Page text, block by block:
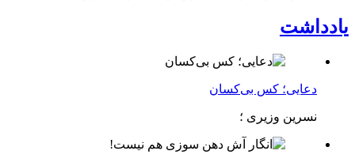
یادداشت
دعایی؛ کس بی‌کسان
نسرین وزیری ؛